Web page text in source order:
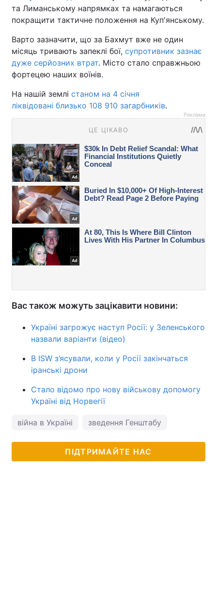
та Лиманському напрямках та намагаються
покращити тактичне положення на Куп'янському.
Варто зазначити, що за Бахмут вже не один
місяць тривають запеклі бої, супротивник зазнає
дуже серйозних втрат. Місто стало справжньою
фортецею наших воїнів.
На нашій землі станом на 4 січня
ліквідовані близько 108 910 загарбників.
Реклама
Вас також можуть зацікавити новини:
Україні загрожує наступ Росії: у Зеленського
назвали варіанти (відео)
В ISW з’ясували, коли у Росії закінчаться
іранські дрони
Стало відомо про нову військову допомогу
Україні від Норвегії
війна в Україні зведення Генштабу
ПІДТРИМАЙТЕ НАС